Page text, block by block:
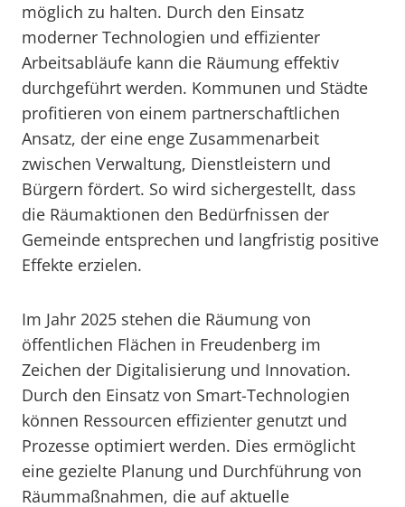
möglich zu halten. Durch den Einsatz
moderner Technologien und effizienter
Arbeitsabläufe kann die Räumung effektiv
durchgeführt werden. Kommunen und Städte
profitieren von einem partnerschaftlichen
Ansatz, der eine enge Zusammenarbeit
zwischen Verwaltung, Dienstleistern und
Bürgern fördert. So wird sichergestellt, dass
die Räumaktionen den Bedürfnissen der
Gemeinde entsprechen und langfristig positive
Effekte erzielen.
Im Jahr 2025 stehen die Räumung von
öffentlichen Flächen in Freudenberg im
Zeichen der Digitalisierung und Innovation.
Durch den Einsatz von Smart-Technologien
können Ressourcen effizienter genutzt und
Prozesse optimiert werden. Dies ermöglicht
eine gezielte Planung und Durchführung von
Räummaßnahmen, die auf aktuelle